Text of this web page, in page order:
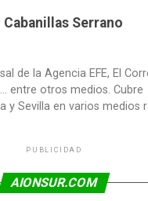
Cabanillas Serrano
de la Agencia EFE, El
entre otros medios. Cubre
y Sevilla en varios medios
PUBLICIDAD
AIONSUR.COM